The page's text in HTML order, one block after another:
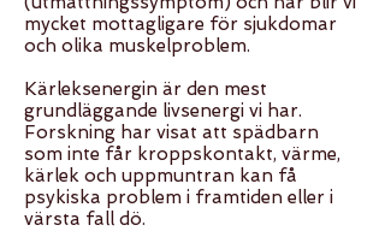
mycket mottagligare för sjukdomar
och olika muskelproblem.
Kärleksenergin är den mest
grundläggande livsenergi vi har.
Forskning har visat att spädbarn
som inte får kroppskontakt, värme,
kärlek och uppmuntran kan få
psykiska problem i framtiden eller i
värsta fall dö.